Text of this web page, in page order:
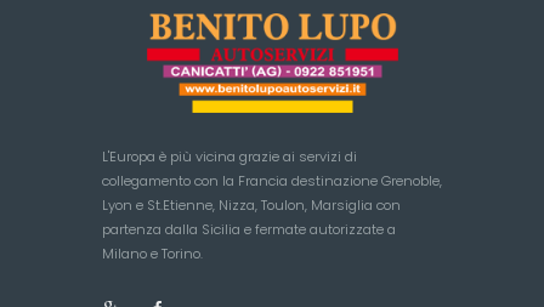
L'Europa è più vicina grazie ai servizi di
collegamento con la Francia destinazione Grenoble,
Lyon e St.Etienne, Nizza, Toulon, Marsiglia con
partenza dalla Sicilia e fermate autorizzate a
Milano e Torino.